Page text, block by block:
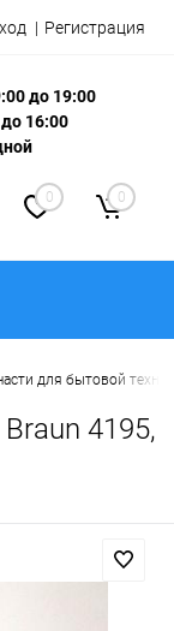
Регистрация
до 19:00
16:00
0 0
для бытовой
4195,